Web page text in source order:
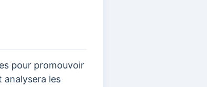
pour promouvoir
analysera les